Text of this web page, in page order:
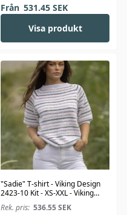
Från 531.45SEK
Visa produkt
"Sadie" T-shirt - Viking Design
2423-10 Kit - XS-XXL - Viking
Linus
Rek. pris: 536.55SEK